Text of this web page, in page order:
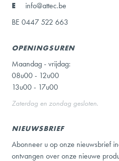
E
info@attec.be
BE 0447 522 663
OPENINGSUREN
Maandag - vrijdag:
08u00 - 12u00
13u00 - 17u00
Zaterdag en zondag gesloten.
NIEUWSBRIEF
Abonneer u op onze nieuwsbrief
ontvangen over onze nieuwe